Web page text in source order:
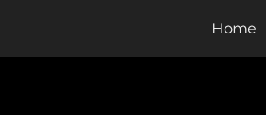
Home